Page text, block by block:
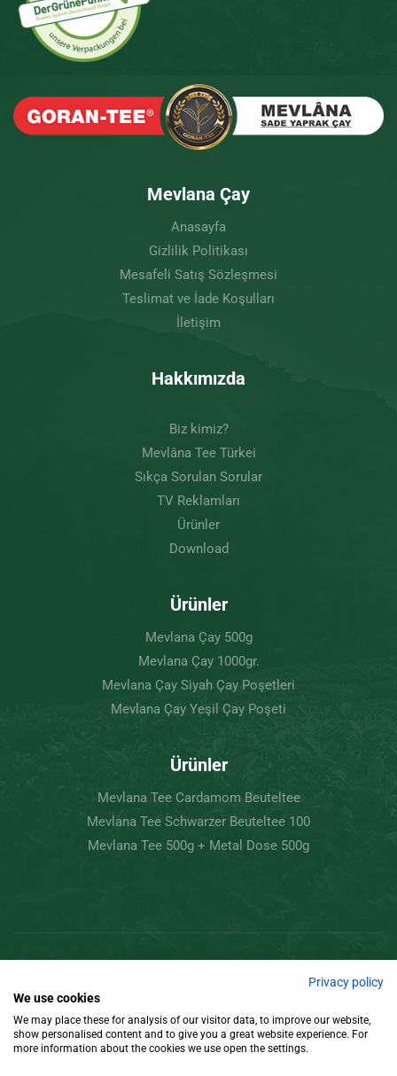
Mevlana Çay
Anasayfa
Gizlilik Politikası
Mesafeli Satış Sözleşmesi
Teslimat ve İade Koşulları
İletişim
Hakkımızda
Biz kimiz?
Mevlâna Tee Türkei
Sıkça Sorulan Sorular
TV Reklamları
Ürünler
Download
Ürünler
Mevlana Çay 500g
Mevlana Çay 1000gr.
Mevlana Çay Siyah Çay Poşetleri
Mevlana Çay Yeşil Çay Poşeti
Ürünler
Mevlana Tee Cardamom Beuteltee
Mevlana Tee Schwarzer Beuteltee 100
Mevlana Tee 500g + Metal Dose 500g
Tasarım
Privacy policy
We use cookies
We may place these for analysis of our visitor data, to improve our website,
show personalised content and to give you a great website experience. For
more information about the cookies we use open the settings.